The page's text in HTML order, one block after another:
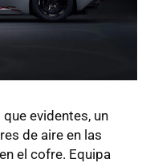
evidentes, un
de aire en las
el cofre. Equipa